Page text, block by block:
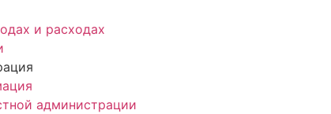
и расходах
администрации